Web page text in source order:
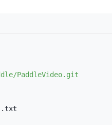
PaddleVideo.git